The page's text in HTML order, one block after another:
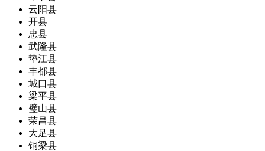
云阳县
开县
忠县
武隆县
垫江县
丰都县
城口县
梁平县
璧山县
荣昌县
大足县
铜梁县